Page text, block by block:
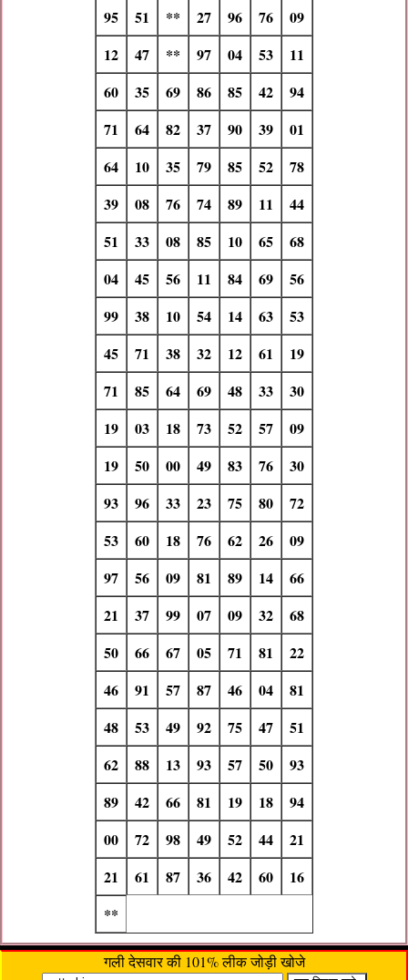
95
51 ** 27 96 76
09
12
47 ** 97 04 53
11
60
35 69 86 85 42
94
71
64 82 37 90 39
01
64
10 35 79 85 52
78
39
08 76 74 89 11
44
51
33 08 85 10 65
68
04
45 56 11 84 69
56
99
38 10 54 14 63
53
45
71 38 32 12 61
19
71
85 64 69 48 33
30
19
03 18 73 52 57
09
19
50 00 49 83 76
30
93
96 33 23 75 80
72
53
60 18 76 62 26
09
97
56 09 81 89 14
66
21
37 99 07 09 32
68
50
66 67 05 71 81
22
46
91 57 87 46 04
81
48
53 49 92 75 47
51
62
88 13 93 57 50
93
89
42 66 81 19 18
94
00
72 98 49 52 44
21
21
61 87 36 42 60
16
**
गली देसवार की 101% लीक जोड़ी खोजे